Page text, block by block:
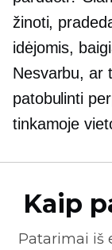
žinoti,
idėjomis,
Nesvarbu, ar
patobulinti
tinkamoje
Kaip
Patarimai iš